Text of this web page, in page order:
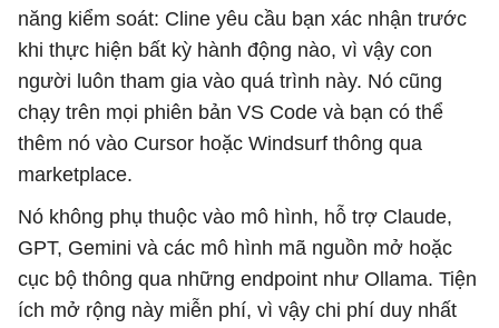
năng kiểm soát: Cline yêu cầu bạn xác nhận trước
khi thực hiện bất kỳ hành động nào, vì vậy con
người luôn tham gia vào quá trình này. Nó cũng
chạy trên mọi phiên bản VS Code và bạn có thể
thêm nó vào Cursor hoặc Windsurf thông qua
marketplace.
Nó không phụ thuộc vào mô hình, hỗ trợ Claude,
GPT, Gemini và các mô hình mã nguồn mở hoặc
cục bộ thông qua những endpoint như Ollama. Tiện
ích mở rộng này miễn phí, vì vậy chi phí duy nhất